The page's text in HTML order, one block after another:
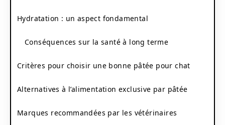
Hydratation : un aspect fondamental
Conséquences sur la santé à long terme
Critères pour choisir une bonne pâtée pour chat
Alternatives à l’alimentation exclusive par pâtée
Marques recommandées par les vétérinaires